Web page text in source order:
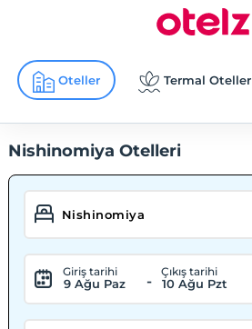
Oteller Termal Oteller
Nishinomiya Otelleri
Giriş tarihi
9 Ağu Paz -
Çıkış tarihi
10 Ağu Pzt